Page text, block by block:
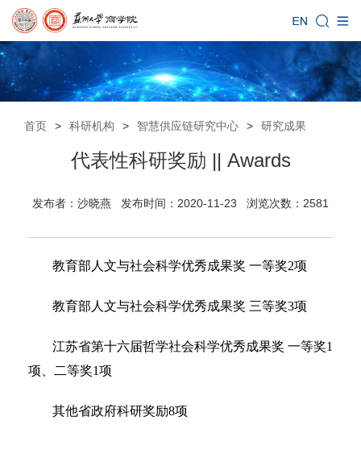
首页 > 科研机构 > 智慧供应链研究中心 > 研究成果
代表性科研奖励 || Awards
发布者：沙晓燕 发布时间：2020-11-23 浏览次数： 2581
教育部人文与社会科学优秀成果奖 一等奖2项
教育部人文与社会科学优秀成果奖 三等奖3项
江苏省第十六届哲学社会科学优秀成果奖 一等奖1
项、二等奖1项
其他省政府科研奖励8项